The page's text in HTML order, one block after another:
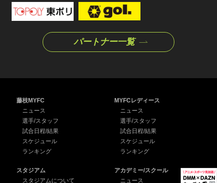
パートナー一覧
藤枝MYFC
ニュース
選手/スタッフ
試合日程/結果
スケジュール
ランキング
MYFCレディース
ニュース
選手/スタッフ
試合日程/結果
スケジュール
ランキング
スタジアム
スタジアムについて
アカデミー/スクール
ニュース